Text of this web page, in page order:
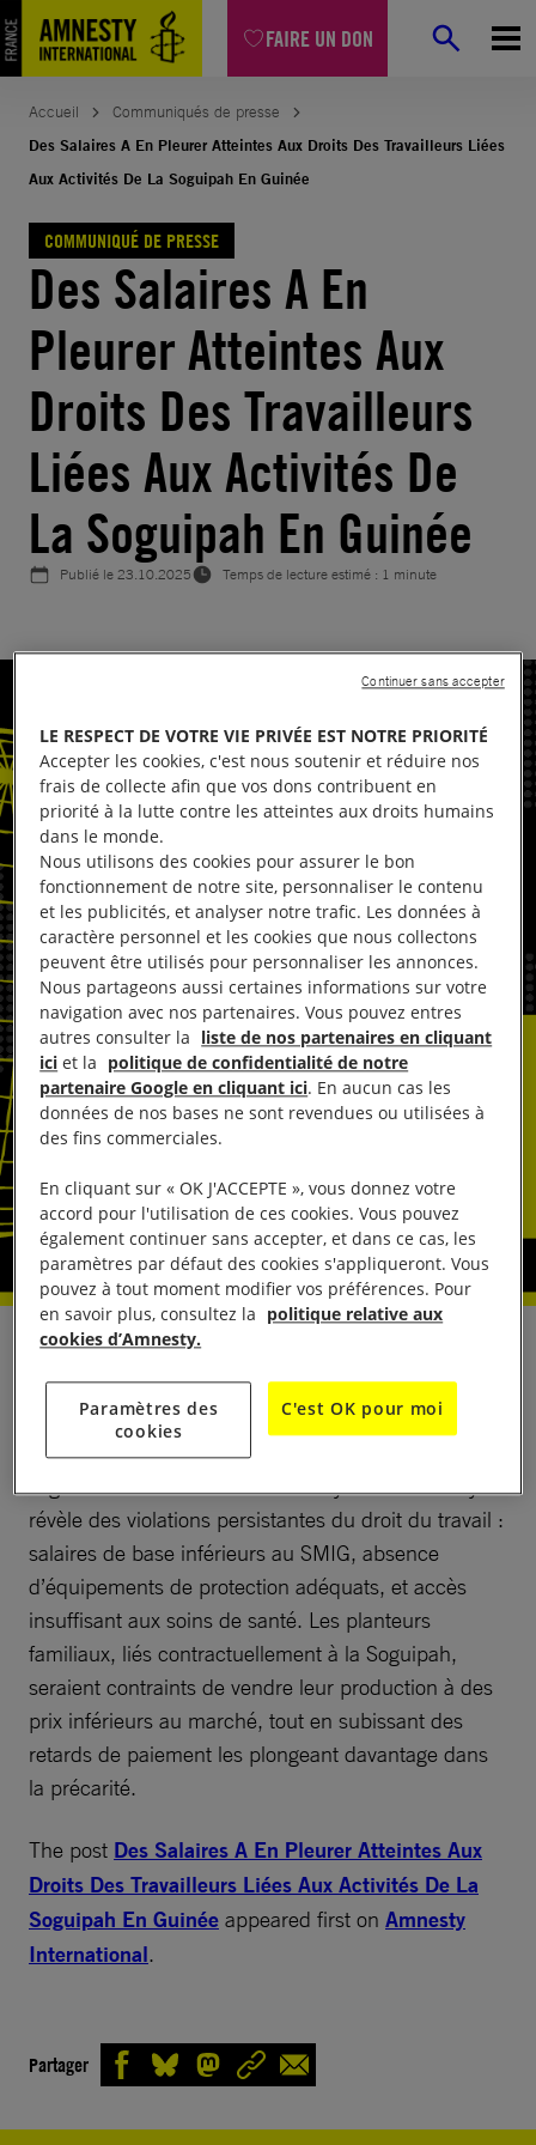
FAIRE UN DON
Aller
au
contenu
Accueil
Communiqués de presse
Des Salaires A En Pleurer Atteintes Aux Droits Des Travailleurs Liées
Aux Activités De La Soguipah En Guinée
COMMUNIQUÉ DE PRESSE
Des Salaires A En
Pleurer Atteintes Aux
Droits Des Travailleurs
Liées Aux Activités De
La Soguipah En Guinée
Publié le23.10.2025 Temps de lecture estimé : 1 minute
Ce rapport met en lumière de graves atteintes aux
droits des travailleurs de la Société guinéenne de
palmiers à huile et d’hévéa (Soguipah), entreprise
publique autrefois présentée comme un fleuron de
révèle des violations persistantes du droit du travail :
salaires de base inférieurs au SMIG, absence
d’équipements de protection adéquats, et accès
insuffisant aux soins de santé. Les planteurs
familiaux, liés contractuellement à la Soguipah,
seraient contraints de vendre leur production à des
prix inférieurs au marché, tout en subissant des
retards de paiement les plongeant davantage dans
la précarité.
The post Des Salaires A En Pleurer Atteintes Aux
Droits Des Travailleurs Liées Aux Activités De La
Soguipah En Guinée appeared first on Amnesty
International.
Partager
LE RESPECT DE VOTRE VIE PRIVÉE EST NOTRE PRIORITÉ
Accepter les cookies, c'est nous soutenir et réduire nos
frais de collecte afin que vos dons contribuent en
priorité à la lutte contre les atteintes aux droits humains
dans le monde.
Nous utilisons des cookies pour assurer le bon
fonctionnement de notre site, personnaliser le contenu
et les publicités, et analyser notre trafic. Les données à
caractère personnel et les cookies que nous collectons
peuvent être utilisés pour personnaliser les annonces.
Nous partageons aussi certaines informations sur votre
navigation avec nos partenaires. Vous pouvez entres
autres consulter la liste de nos partenaires en cliquant
ici et la politique de confidentialité de notre
partenaire Google en cliquant ici. En aucun cas les
données de nos bases ne sont revendues ou utilisées à
des fins commerciales.
En cliquant sur « OK J'ACCEPTE », vous donnez votre
accord pour l'utilisation de ces cookies. Vous pouvez
également continuer sans accepter, et dans ce cas, les
paramètres par défaut des cookies s'appliqueront. Vous
pouvez à tout moment modifier vos préférences. Pour
en savoir plus, consultez la politique relative aux
cookies d’Amnesty.
Paramètres des
cookies
C'est OK pour moi
Continuer sans accepter